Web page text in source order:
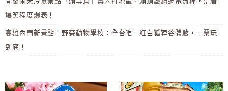
爆笑程度爆表！
高雄內門新景點！野森動物學校：全台唯一紅白狐狸谷體驗，一票玩
到底！